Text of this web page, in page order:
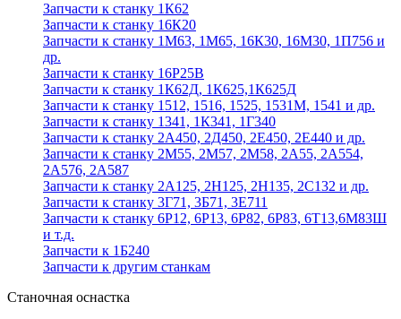
Запчасти к станку 1К62
Запчасти к станку 16К20
Запчасти к станку 1М63, 1М65, 16К30, 16М30, 1П756 и
др.
Запчасти к станку 16Р25В
Запчасти к станку 1К62Д, 1К625,1К625Д
Запчасти к станку 1512, 1516, 1525, 1531М, 1541 и др.
Запчасти к станку 1341, 1К341, 1Г340
Запчасти к станку 2А450, 2Д450, 2Е450, 2Е440 и др.
Запчасти к станку 2М55, 2М57, 2М58, 2А55, 2А554,
2А576, 2А587
Запчасти к станку 2А125, 2Н125, 2Н135, 2С132 и др.
Запчасти к станку 3Г71, 3Б71, 3Е711
Запчасти к станку 6Р12, 6Р13, 6Р82, 6Р83, 6Т13,6М83Ш
и т.д.
Запчасти к 1Б240
Запчасти к другим станкам
Станочная оснастка